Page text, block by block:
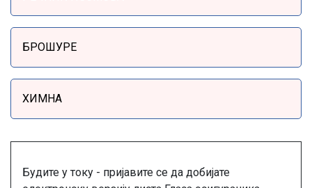
БРОШУРЕ
ХИМНА
Будите у току - пријавите се да добијате